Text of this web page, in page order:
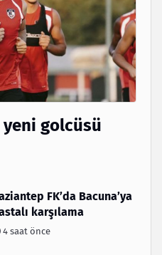
yeni golcüsü
FK’da Bacuna’ya
karşılama
4 saat önce